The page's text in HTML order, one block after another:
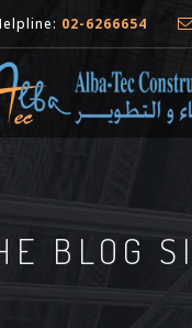
02-6266654
BLOG